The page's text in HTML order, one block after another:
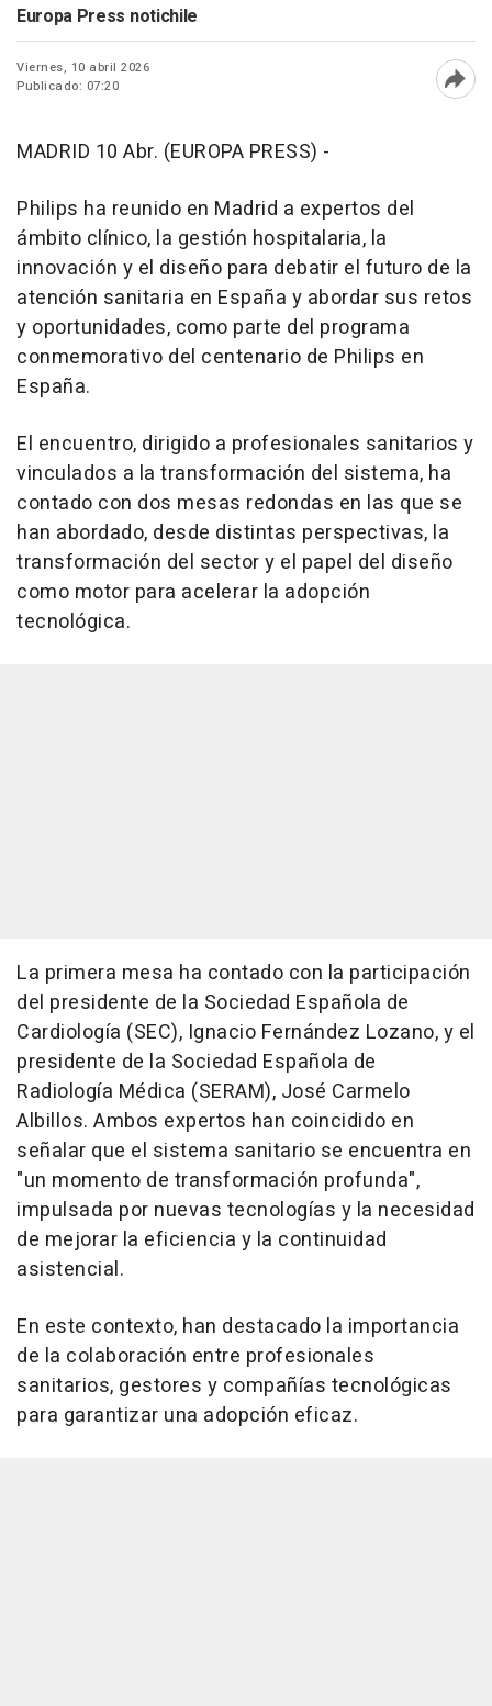
Europa Press notichile
Viernes, 10 abril 2026
Publicado: 07:20
MADRID 10 Abr. (EUROPA PRESS) -
Philips ha reunido en Madrid a expertos del
ámbito clínico, la gestión hospitalaria, la
innovación y el diseño para debatir el futuro de la
atención sanitaria en España y abordar sus retos
y oportunidades, como parte del programa
conmemorativo del centenario de Philips en
España.
El encuentro, dirigido a profesionales sanitarios y
vinculados a la transformación del sistema, ha
contado con dos mesas redondas en las que se
han abordado, desde distintas perspectivas, la
transformación del sector y el papel del diseño
como motor para acelerar la adopción
tecnológica.
La primera mesa ha contado con la participación
del presidente de la Sociedad Española de
Cardiología (SEC), Ignacio Fernández Lozano, y el
presidente de la Sociedad Española de
Radiología Médica (SERAM), José Carmelo
Albillos. Ambos expertos han coincidido en
señalar que el sistema sanitario se encuentra en
"un momento de transformación profunda",
impulsada por nuevas tecnologías y la necesidad
de mejorar la eficiencia y la continuidad
asistencial.
En este contexto, han destacado la importancia
de la colaboración entre profesionales
sanitarios, gestores y compañías tecnológicas
para garantizar una adopción eficaz.